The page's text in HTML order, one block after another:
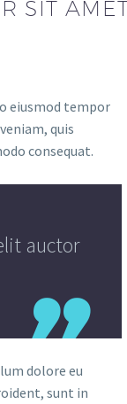
SIT
eiusmod tempor
quis
consequat.
auctor
dolore eu
sunt in